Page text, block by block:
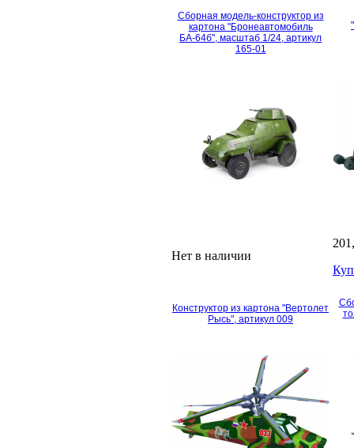
Сборная модель-конструктор из
картона "Бронеавтомобиль
БА-64б", масштаб 1/24, артикул
165-01
Нет в наличии
Конструктор из картона "Вертолет
Рысь", артикул 009